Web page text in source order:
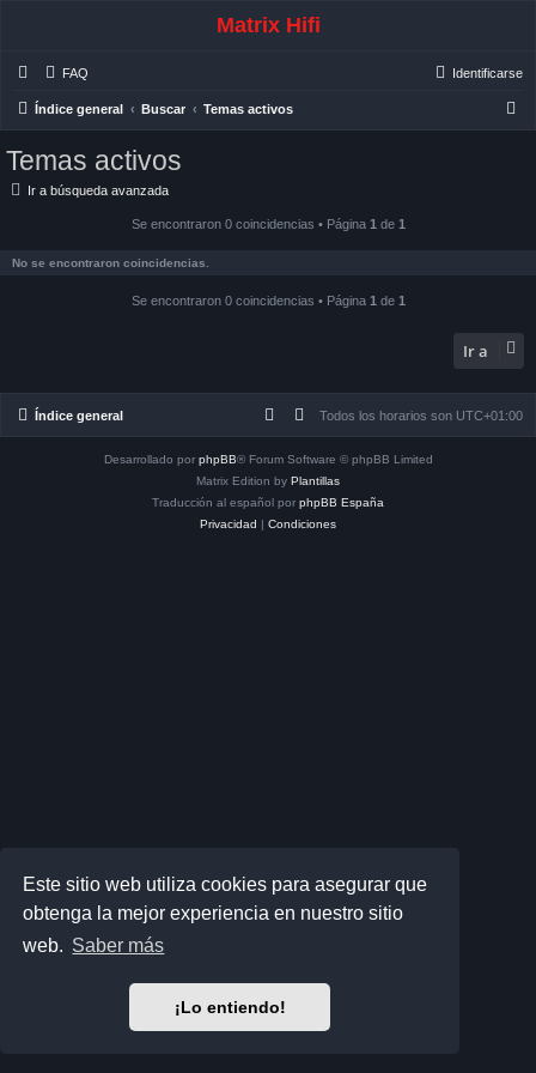
Este sitio web utiliza cookies para asegurar que
obtenga la mejor experiencia en nuestro sitio
web. Saber más
¡Lo entiendo!
Matrix Hifi
FAQ Identificarse
Índice general Buscar Temas activos
Temas activos
Ir a búsqueda avanzada
Se encontraron 0 coincidencias • Página 1 de 1
No se encontraron coincidencias.
Se encontraron 0 coincidencias • Página 1 de 1
Ir a
Índice general Todos los horarios son UTC+01:00
Desarrollado por phpBB® Forum Software © phpBB Limited
Matrix Edition by Plantillas
Traducción al español por phpBB España
Privacidad | Condiciones